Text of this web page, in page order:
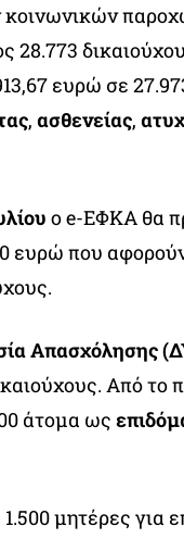
ευρώ σε
, ασθενείας,
ο e-ΕΦΚΑ θα
ευρώ που
Απασχόλησης
Από το
άτομα ως
μητέρες για